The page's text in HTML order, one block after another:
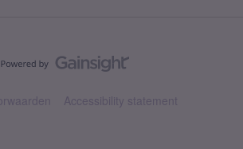
Accessibility statement